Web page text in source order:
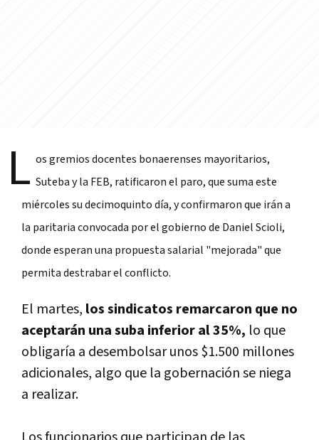
L os gremios docentes bonaerenses mayoritarios,
Suteba y la FEB, ratificaron el paro, que suma este
miércoles su decimoquinto día, y confirmaron que irán a
la paritaria convocada por el gobierno de Daniel Scioli,
donde esperan una propuesta salarial "mejorada" que
permita destrabar el conflicto.
El martes, los sindicatos remarcaron que no
aceptarán una suba inferior al 35%, lo que
obligaría a desembolsar unos $1.500 millones
adicionales, algo que la gobernación se niega
a realizar.